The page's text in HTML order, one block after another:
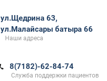
ул.Щедрина 63,
ул.Малайсары батыра 66
Наши адреса
8(7182)-62-84-74
Служба поддержки пациентов